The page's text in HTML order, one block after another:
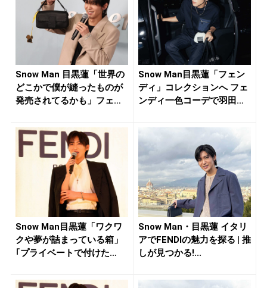
Snow Man 目黒蓮「世界の
どこかで僕が縫ったものが
発売されてるかも」フェ
Snow Man目黒蓮「フェン
ディ」コレクションへ フェ
ンディ一色コーデで羽田
Snow Man目黒蓮「ワクワ
クや夢が詰まっている箱」
｢プライベートで付けた
Snow Man・目黒蓮 イタリ
アでFENDIの魅力を探る | 推
しが見つかる!...